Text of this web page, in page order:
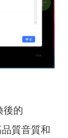
後的
質音質和